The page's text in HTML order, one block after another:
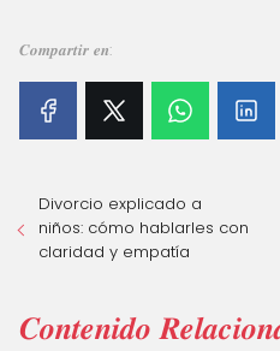
𝑪𝒐𝒎𝒑𝒂𝒓𝒕𝒊𝒓 𝒆𝒏:
Divorcio explicado a
niños: cómo hablarles con
claridad y empatía
𝑪𝒐𝒏𝒕𝒆𝒏𝒊𝒅𝒐